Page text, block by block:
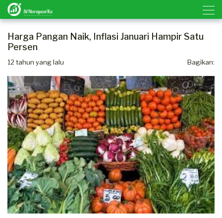
Harga Pangan Naik, Inflasi Januari Hampir Satu
Persen
12 tahun yang lalu Bagikan: